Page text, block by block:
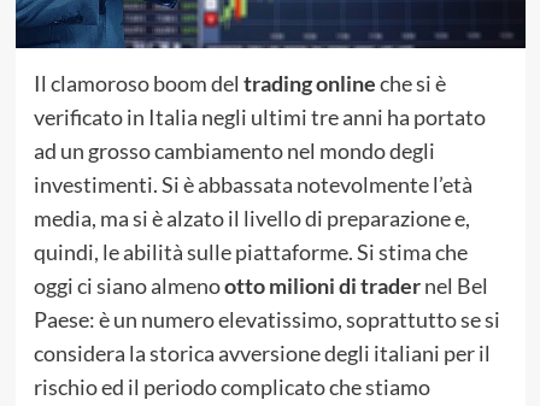
Il clamoroso boom del trading onlineche si è
verificato in Italia negli ultimi tre anni ha portato
ad un grosso cambiamento nel mondo degli
investimenti. Si è abbassata notevolmente l’età
media, ma si è alzato il livello di preparazione e,
quindi, le abilità sulle piattaforme. Si stima che
oggi ci siano almenootto milioni di tradernel Bel
Paese: è un numero elevatissimo, soprattutto se si
considera la storica avversione degli italiani per il
rischio ed il periodo complicato che stiamo